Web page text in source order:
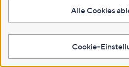
Alle Cookies
Cookie-